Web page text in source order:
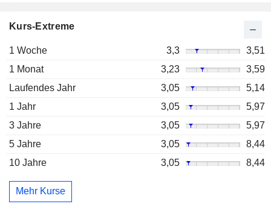
Kurs-Extreme
1 Woche 3,3
3,51
1 Monat
3,23
3,59
Laufendes Jahr
3,05
5,14
1 Jahr
3,05
5,97
3 Jahre
3,05
5,97
5 Jahre
3,05
8,44
10 Jahre
3,05 8,44
Mehr Kurse